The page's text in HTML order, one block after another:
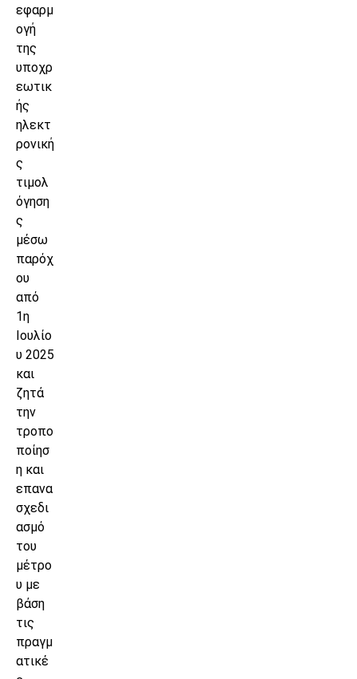
εφαρμ
ογή
της
υποχρ
εωτικ
ής
ηλεκτ
ρονική
ς
τιμολ
όγηση
ς
μέσω
παρόχ
ου
από
1η
Ιουλίο
υ 2025
και
ζητά
την
τροπο
ποίησ
η και
επανα
σχεδι
ασμό
του
μέτρο
υ με
βάση
τις
πραγμ
ατικέ